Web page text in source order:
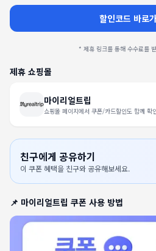
할인코드 바로
* 제휴 링크를 통해 수수료를
제휴 쇼핑몰
마이리얼트립
쇼핑몰 페이지에서 쿠폰/카드할인도 함께 확
친구에게 공유하기
이 쿠폰 혜택을 친구와 공유해보세요.
📌 마이리얼트립 쿠폰 사용 방법